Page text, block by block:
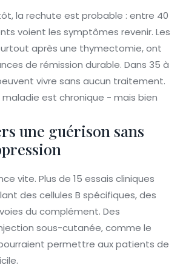
la rechute est probable : entre 40
voient les symptômes revenir. Les
après une thymectomie, ont
de rémission durable. Dans 35 à
vivre sans aucun traitement.
maladie est chronique - mais bien
une guérison sans
vite. Plus de 15 essais cliniques
des cellules B spécifiques, des
du complément. Des
sous-cutanée, comme le
permettre aux patients de